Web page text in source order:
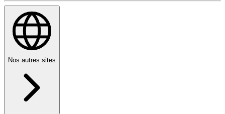
Nos autres sites